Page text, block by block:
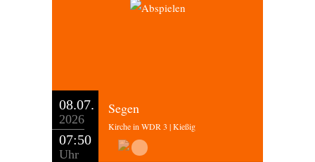
08.07.
2026
07:50
Uhr
Segen
Kirche in WDR 3 | Kießig